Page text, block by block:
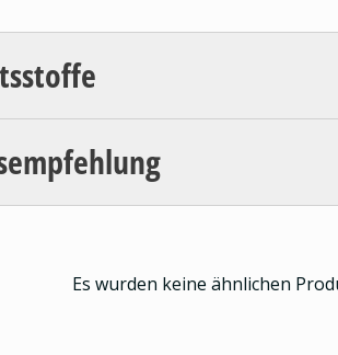
Es wurden keine ähnlichen